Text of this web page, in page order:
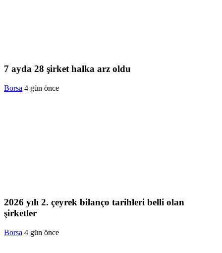
7 ayda 28 şirket halka arz oldu
Borsa 4 gün önce
2026 yılı 2. çeyrek bilanço tarihleri belli olan
şirketler
Borsa 4 gün önce